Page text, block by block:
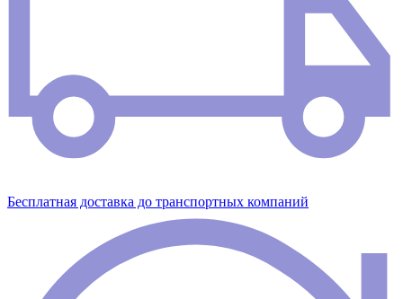
Бесплатная доставка до транспортных компаний